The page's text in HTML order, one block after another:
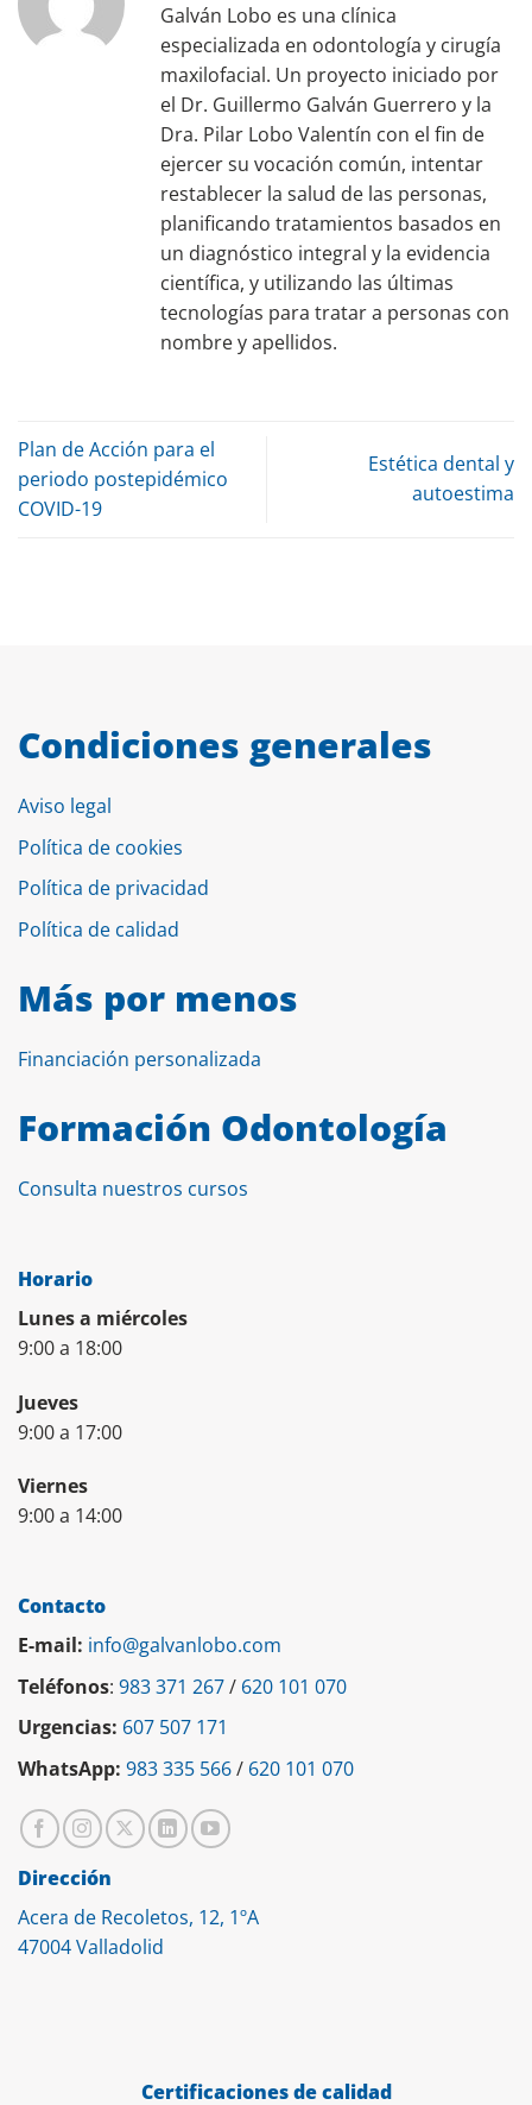
Galván Lobo es una clínica
especializada en odontología y cirugía
maxilofacial. Un proyecto iniciado por
el Dr. Guillermo Galván Guerrero y la
Dra. Pilar Lobo Valentín con el fin de
ejercer su vocación común, intentar
restablecer la salud de las personas,
planificando tratamientos basados en
un diagnóstico integral y la evidencia
científica, y utilizando las últimas
tecnologías para tratar a personas con
nombre y apellidos.
Plan de Acción para el
periodo postepidémico
COVID-19
Estética dental y
autoestima
Condiciones generales
Aviso legal
Política de cookies
Política de privacidad
Política de calidad
Más por menos
Financiación personalizada
Formación Odontología
Consulta nuestros cursos
Horario
Lunes a miércoles
9:00 a 18:00
Jueves
9:00 a 17:00
Viernes
9:00 a 14:00
Contacto
E-mail: info@galvanlobo.com
Teléfonos: 983 371 267/ 620 101 070
Urgencias: 607 507 171
WhatsApp: 983 335 566/ 620 101 070
Dirección
Acera de Recoletos, 12, 1ºA
47004 Valladolid
Certificaciones de calidad